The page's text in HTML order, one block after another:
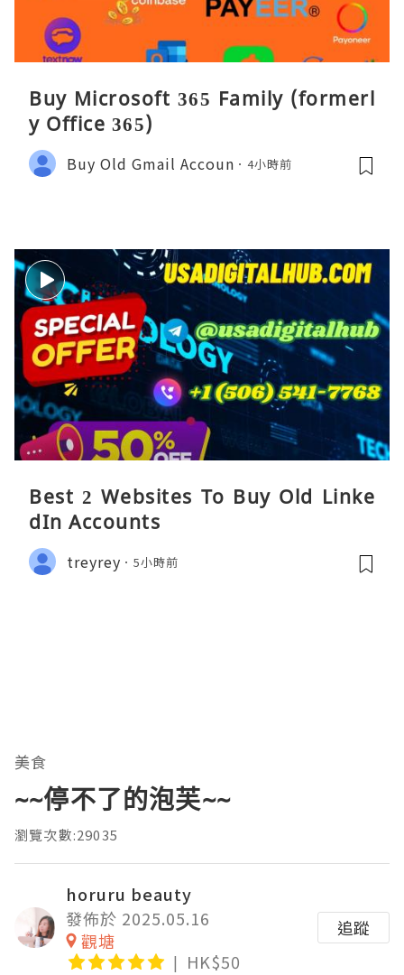
Buy Microsoft 365 Family (formerl
y Office 365)
Buy Old Gmail Accoun 4小時前
Best 2 Websites To Buy Old Linke
dIn Accounts
treyrey 5小時前
美食
~~停不了的泡芙~~
瀏覽次數:29035
horuru beauty
發佈於 2025.05.16
觀塘
HK$50
追蹤